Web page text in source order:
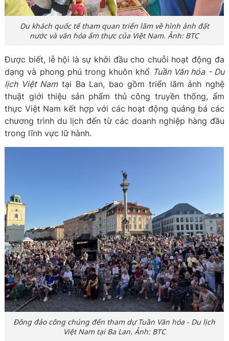
Du khách quốc tế tham quan triển lãm về hình ảnh đất
nước và văn hóa ẩm thực của Việt Nam. Ảnh: BTC
Được biết, lễ hội là sự khởi đầu cho chuỗi hoạt động đa
dạng và phong phú trong khuôn khổ Tuần Văn hóa - Du
lịch Việt Namtại Ba Lan, bao gồm triển lãm ảnh nghệ
thuật giới thiệu sản phẩm thủ công truyền thống, ẩm
thực Việt Nam kết hợp với các hoạt động quảng bá các
chương trình du lịch đến từ các doanh nghiệp hàng đầu
trong lĩnh vực lữ hành.
Đông đảo công chúng đến tham dự Tuần Văn hóa - Du lịch
Việt Nam tại Ba Lan. Ảnh: BTC